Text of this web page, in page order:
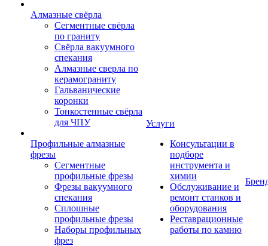
Алмазные свёрла
Сегментные свёрла
по граниту
Свёрла вакуумного
спекания
Алмазные сверла по
керамограниту
Гальванические
коронки
Тонкостенные свёрла
для ЧПУ
Профильные алмазные
фрезы
Сегментные
профильные фрезы
Фрезы вакуумного
спекания
Сплошные
профильные фрезы
Наборы профильных
фрез
Услуги
Консультации в
подборе
инструмента и
химии
Обслуживание и
ремонт станков и
оборудования
Реставрационные
работы по камню